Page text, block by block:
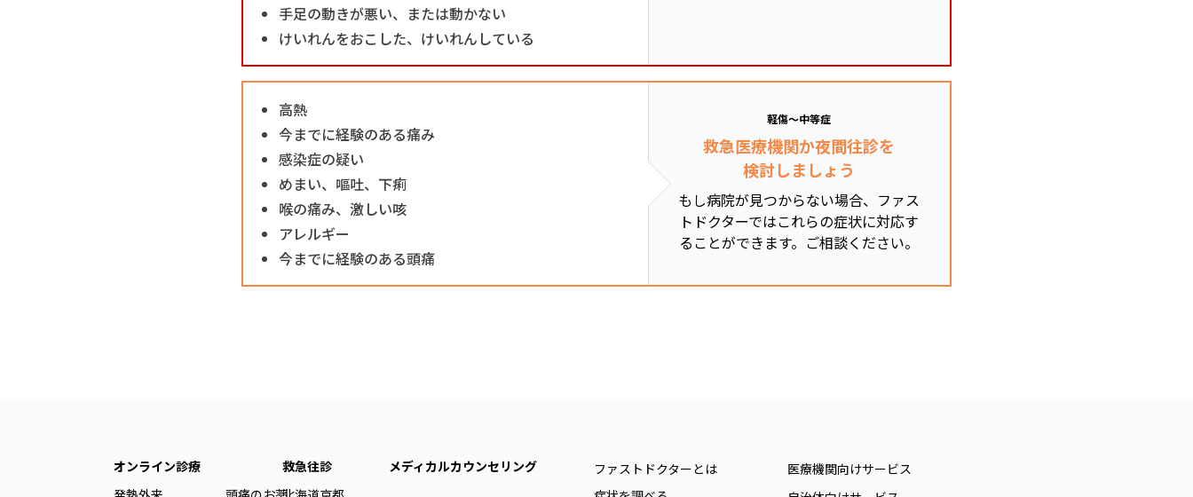
手足の動きが悪い、または動かない
けいれんをおこした、けいれんしている
高熱
今までに経験のある痛み
感染症の疑い
めまい、嘔吐、下痢
喉の痛み、激しい咳
アレルギー
今までに経験のある頭痛
軽傷～中等症
救急医療機関か夜間往診を
検討しましょう
もし病院が見つからない場合、ファス
トドクターではこれらの症状に対応す
ることができます。ご相談ください。
オンライン診療
救急往診
メディカルカウンセリング
ファストドクターとは
医療機関向けサービス